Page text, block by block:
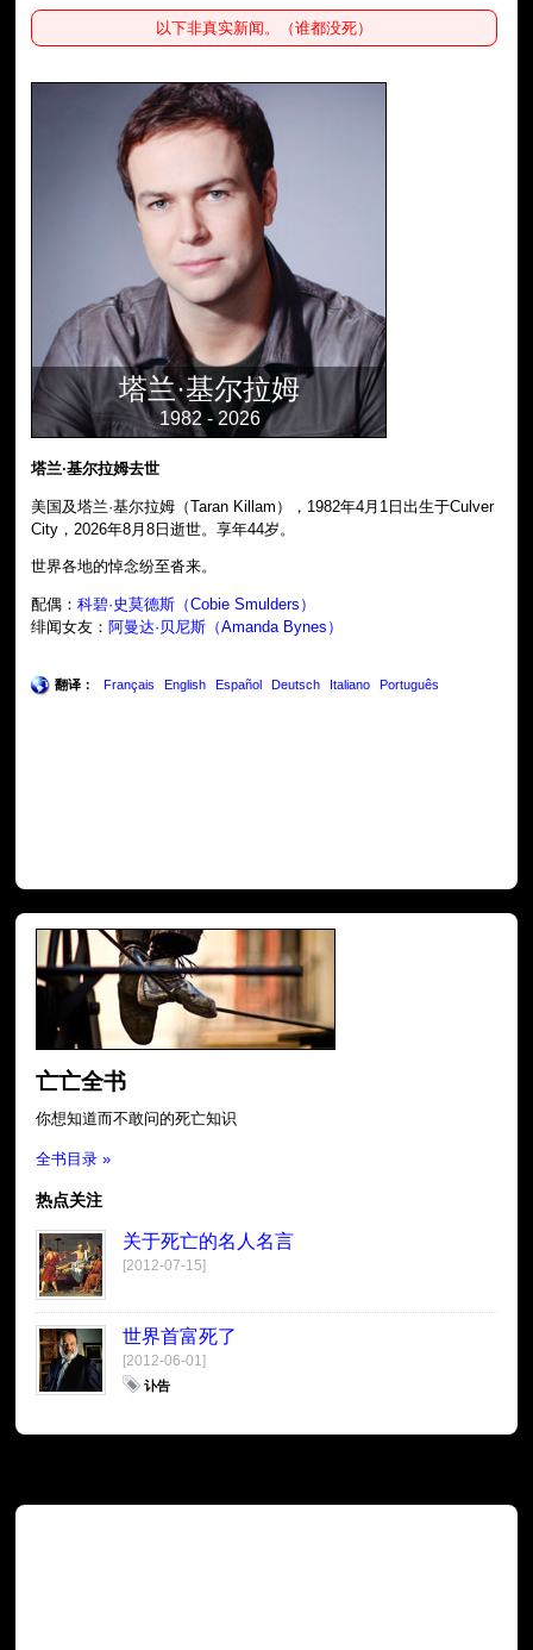
以下非真实新闻。（谁都没死）
塔兰·基尔拉姆
1982 - 2026
塔兰·基尔拉姆去世
美国及塔兰·基尔拉姆（Taran Killam），1982年4月1日出生于Culver
City，2026年8月8日逝世。享年44岁。
世界各地的悼念纷至沓来。
配偶：科碧·史莫德斯（Cobie Smulders）
绯闻女友： 阿曼达·贝尼斯（Amanda Bynes）
翻译： Français English Español Deutsch Italiano Português
亡亡全书
你想知道而不敢问的死亡知识
全书目录 »
热点关注
关于死亡的名人名言
[2012-07-15]
世界首富死了
[2012-06-01]
讣告